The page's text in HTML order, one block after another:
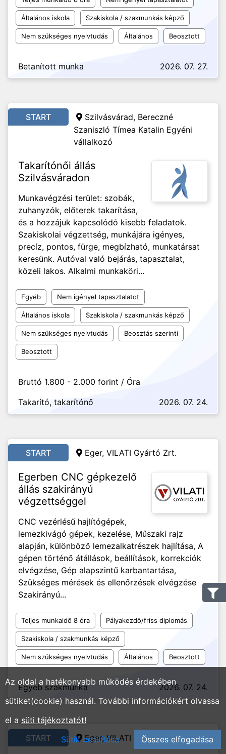
Általános iskola Szakiskola / szakmunkás képző
Nem szükséges nyelvtudás Általános Beosztott
Betanított munka 2026. 07. 27.
START Szilvásvárad, Bereczné
Szaniszló Tímea Katalin Egyéni
vállalkozó
Takarítónői állás
Szilvásváradon
Munkavégzési terület: szobák,
zuhanyzók, előterek takarítása,
és a hozzájuk kapcsolódó kisebb feladatok.
Szakiskolai végzettség, munkájára igényes,
precíz, pontos, fürge, megbízható, munkatársat
keresünk. Autóval való bejárás, tapasztalat,
közeli lakos. Alkalmi munkaköri...
Egyéb Nem igényel tapasztalatot
Általános iskola Szakiskola / szakmunkás képző
Nem szükséges nyelvtudás Beosztás szerinti
Beosztott
Bruttó 1.800 - 2.000 forint / Óra
Takarító, takarítónő
2026. 07. 24.
START Eger, VILATI Gyártó Zrt.
Egerben CNC gépkezelő
állás szakirányú
végzettséggel
CNC vezérlésű hajlítógépek,
lemezkivágó gépek, kezelése, Műszaki rajz
alapján, különböző lemezalkatrészek hajlítása, A
gépen történő átállások, beállítások, korrekciók
elvégzése, Gép alapszintű karbantartása,
Szükséges mérések és ellenőrzések elvégzése
Szakirányú...
Teljes munkaidő 8 óra Pályakezdő/friss diplomás
Szakiskola / szakmunkás képző
Nem szükséges nyelvtudás Általános Beosztott
Egyéb szakmunka 2026. 07. 24.
START Eger,VILATI Gyártó Zrt.
Az oldal a hatékonyabb működés érdekében
sütiket(cookie) használ. További információkért olvassa
el a süti tájékoztatót!
Sütik beállítása
Összes elfogadása